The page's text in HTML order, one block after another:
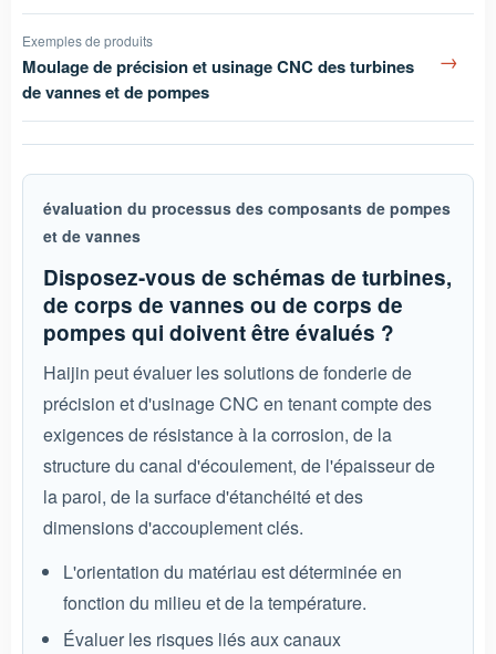
Exemples de produits
Moulage de précision et usinage CNC des turbines
de vannes et de pompes
→
évaluation du processus des composants de pompes
et de vannes
Disposez-vous de schémas de turbines,
de corps de vannes ou de corps de
pompes qui doivent être évalués ?
Haijin peut évaluer les solutions de fonderie de
précision et d'usinage CNC en tenant compte des
exigences de résistance à la corrosion, de la
structure du canal d'écoulement, de l'épaisseur de
la paroi, de la surface d'étanchéité et des
dimensions d'accouplement clés.
L'orientation du matériau est déterminée en
fonction du milieu et de la température.
Évaluer les risques liés aux canaux